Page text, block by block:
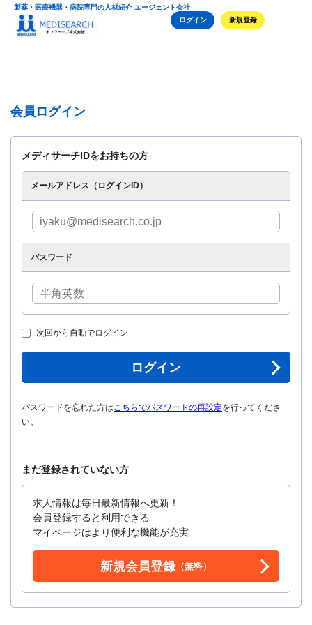
製薬・医療機器・病院専門の人材紹介 エージェント会社
ログイン
新規登録
会員ログイン
メディサーチIDをお持ちの方
メールアドレス（ログインID）
パスワード
次回から自動でログイン
ログイン
パスワードを忘れた方はこちらでパスワードの再設定を行ってくださ
い。
まだ登録されていない方
求人情報は毎日最新情報へ更新！
会員登録すると利用できる
マイページはより便利な機能が充実
新規会員登録（無料）